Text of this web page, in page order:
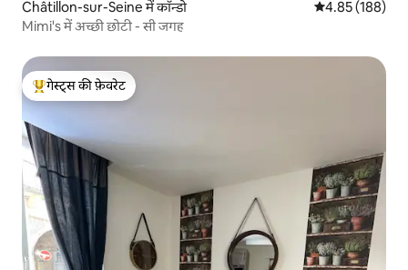
Châtillon-sur-Seine में कॉन्डो औसत रेटिंग 5 में से
4.85 (188)
Mimi's में अच्छी छोटी - सी जगह
गेस्ट्स का टॉप फ़ेवरेट
गेस्ट्स की फ़ेवरेट